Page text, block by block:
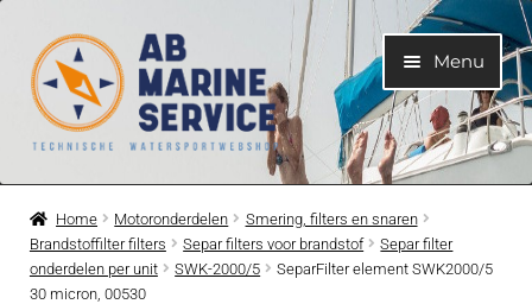
Ga
door
naar
navigatie
Ga
naar
de
inhoud
Menu
Home
Motoren
Submenu
Home Motoronderdelen
Smering, filters en snaren
Brandstoffilter filters
Separ filters voor brandstof
Separ filter
onderdelen per unit
SWK-2000/5
SeparFilter element SWK2000/5
30 micron, 00530